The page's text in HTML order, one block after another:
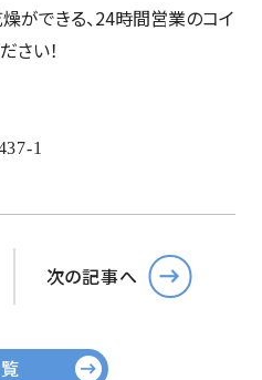
ができる、24時間営業のコイ
さい！
1
次の記事へ